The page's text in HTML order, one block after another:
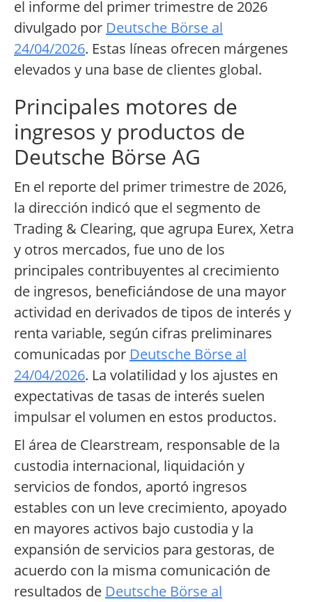
el informe del primer trimestre de 2026
divulgado por Deutsche Börse al
24/04/2026. Estas líneas ofrecen márgenes
elevados y una base de clientes global.
Principales motores de
ingresos y productos de
Deutsche Börse AG
En el reporte del primer trimestre de 2026,
la dirección indicó que el segmento de
Trading & Clearing, que agrupa Eurex, Xetra
y otros mercados, fue uno de los
principales contribuyentes al crecimiento
de ingresos, beneficiándose de una mayor
actividad en derivados de tipos de interés y
renta variable, según cifras preliminares
comunicadas por Deutsche Börse al
24/04/2026. La volatilidad y los ajustes en
expectativas de tasas de interés suelen
impulsar el volumen en estos productos.
El área de Clearstream, responsable de la
custodia internacional, liquidación y
servicios de fondos, aportó ingresos
estables con un leve crecimiento, apoyado
en mayores activos bajo custodia y la
expansión de servicios para gestoras, de
acuerdo con la misma comunicación de
resultados de Deutsche Börse al